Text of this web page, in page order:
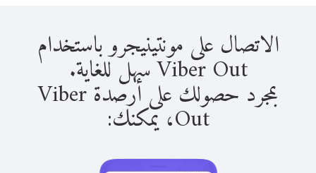
الاتصال على مونتينيجرو باستخدام
Viber Out سهل للغاية.
بمجرد حصولك على أرصدة Viber
Out، يمكنك: